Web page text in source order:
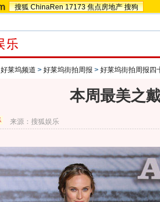
搜狐 ChinaRen 17173 焦点房地产 搜狗
好莱坞频道 > 好莱坞街拍周报 > 好莱坞街拍周报四
本周最美之
来源：搜狐娱乐